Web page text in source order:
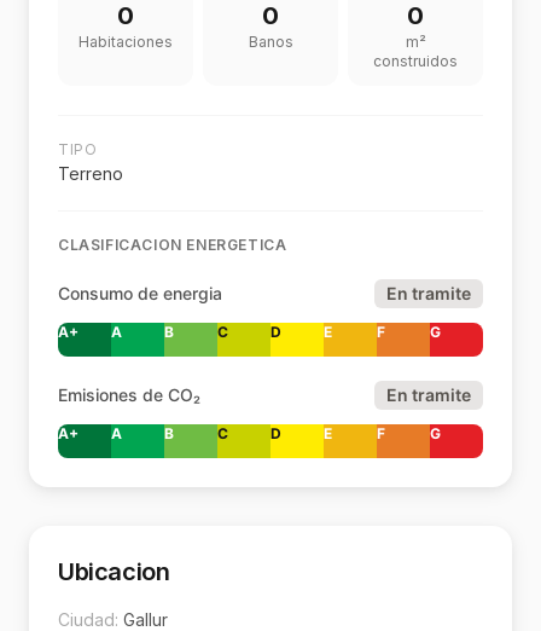
0
Habitaciones
0
Banos
0
m²
construidos
TIPO
Terreno
CLASIFICACION ENERGETICA
Consumo de energia En tramite
A+ A B C D E F G
Emisiones de CO₂ En tramite
A+ A B C D E F G
Ubicacion
Ciudad: Gallur